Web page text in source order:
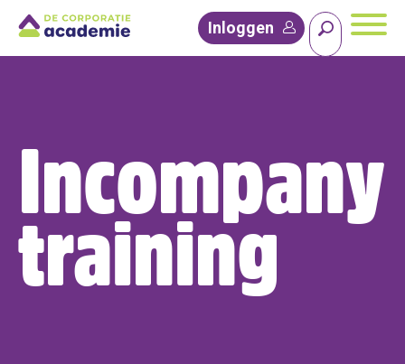
Inloggen
Incompany
training